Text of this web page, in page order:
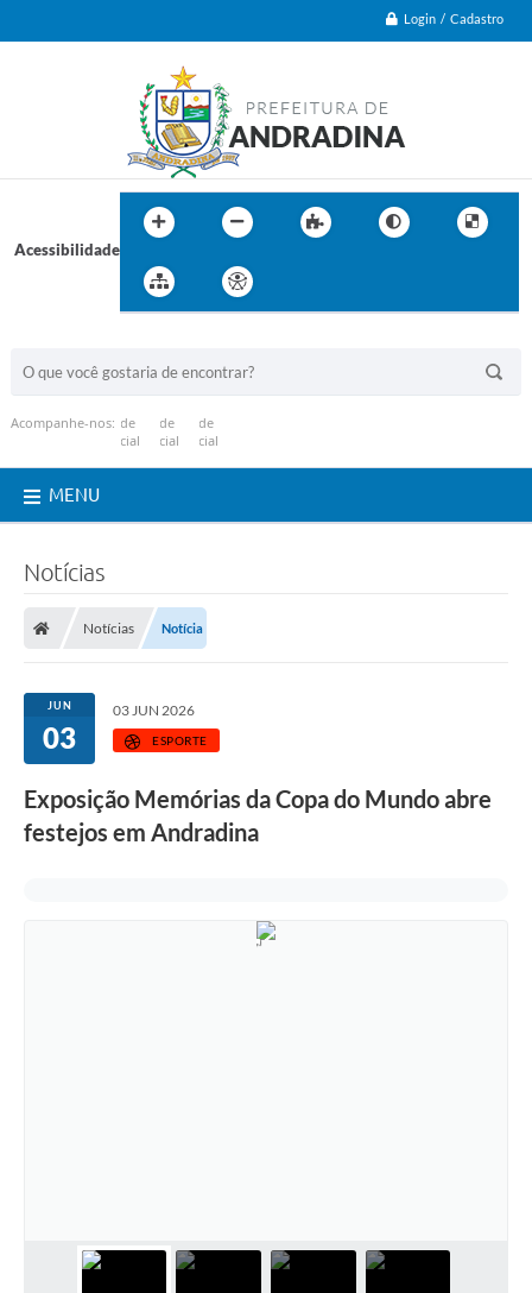
Login / Cadastro
Acessibilidade
Acompanhe-nos:
MENU
Notícias
Notícias Notícia
JUN
03
03 JUN 2026
ESPORTE
Exposição Memórias da Copa do Mundo abre
festejos em Andradina